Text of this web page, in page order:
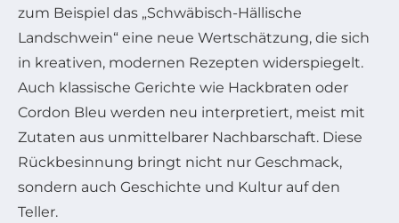
zum Beispiel das „Schwäbisch-Hällische
Landschwein“ eine neue Wertschätzung, die sich
in kreativen, modernen Rezepten widerspiegelt.
Auch klassische Gerichte wie Hackbraten oder
Cordon Bleu werden neu interpretiert, meist mit
Zutaten aus unmittelbarer Nachbarschaft. Diese
Rückbesinnung bringt nicht nur Geschmack,
sondern auch Geschichte und Kultur auf den
Teller.